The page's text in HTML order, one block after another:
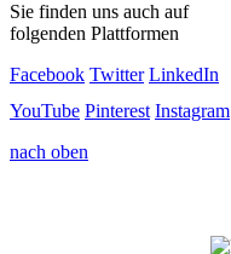
Sie finden uns auch auf
folgenden Plattformen
Facebook Twitter LinkedIn
YouTube Pinterest Instagram
nach oben